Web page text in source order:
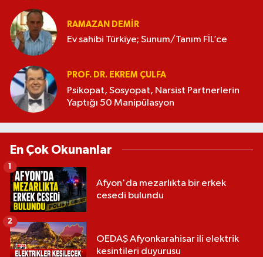
RAMAZAN DEMİR
Ev sahibi Türkiye; Sunum/Tanım FİL’ce
PROF. DR. EKREM ÇULFA
Psikopat, Sosyopat, Narsist Partnerlerin
Yaptığı 50 Manipülasyon
En Çok Okunanlar
Afyon'da mezarlıkta bir erkek
cesedi bulundu
1
OEDAŞ Afyonkarahisar ili elektrik
kesintileri duyurusu
2